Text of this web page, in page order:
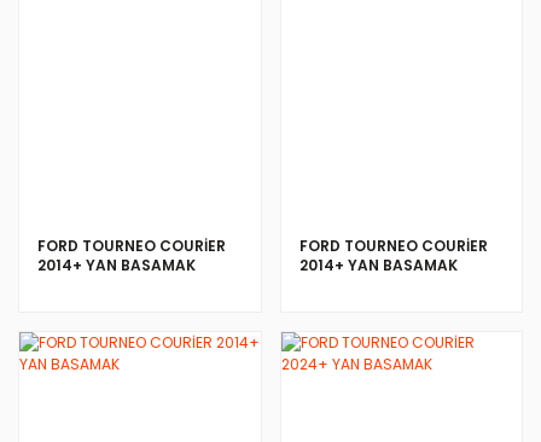
FORD TOURNEO COURİER
2014+ YAN BASAMAK
FORD TOURNEO COURİER
2014+ YAN BASAMAK